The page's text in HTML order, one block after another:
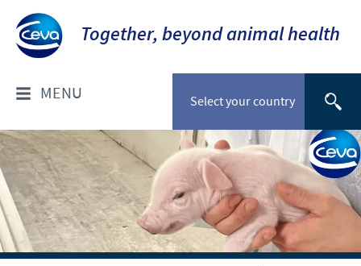
Together, beyond animal health
Select your country
MENU
OM OS
Socialt ansvar
Ceva Nordic
FOR DYRLÆGER: PRODUKTER
Til kæledyr
VÆLG DYREART